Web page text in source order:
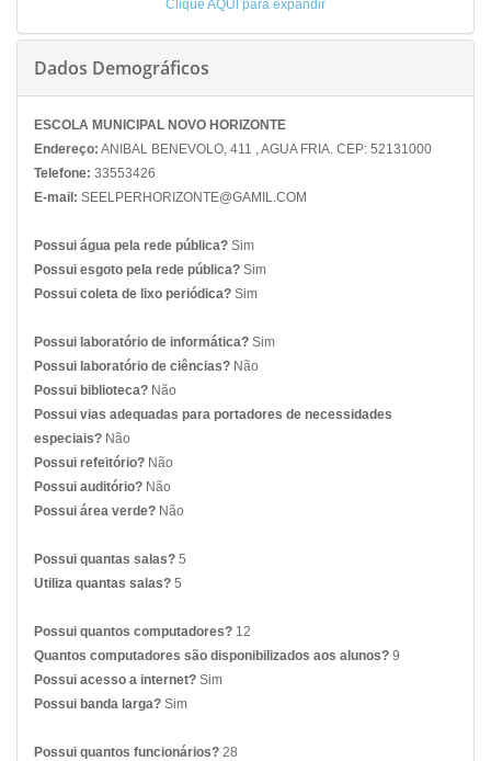
Clique AQUI para expandir
Dados Demográficos
ESCOLA MUNICIPAL NOVO HORIZONTE
Endereço: ANIBAL BENEVOLO, 411 , AGUA FRIA. CEP: 52131000
Telefone: 33553426
E-mail: SEELPERHORIZONTE@GAMIL.COM
Possui água pela rede pública? Sim
Possui esgoto pela rede pública? Sim
Possui coleta de lixo periódica? Sim
Possui laboratório de informática? Sim
Possui laboratório de ciências? Não
Possui biblioteca? Não
Possui vias adequadas para portadores de necessidades
especiais? Não
Possui refeitório? Não
Possui auditório? Não
Possui área verde? Não
Possui quantas salas? 5
Utiliza quantas salas? 5
Possui quantos computadores? 12
Quantos computadores são disponibilizados aos alunos? 9
Possui acesso a internet? Sim
Possui banda larga? Sim
Possui quantos funcionários? 28